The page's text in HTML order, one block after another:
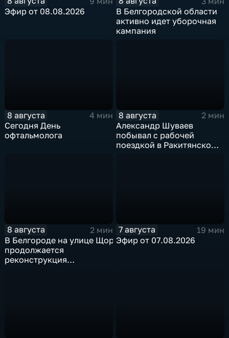
Эфир от 08.08.2026
В Белгородской области
активно идет уборочная
кампания
8 августа
4 мин
Сегодня День
офтальмолога
8 августа
2 мин
Александр Шуваев
побывал с рабочей
поездкой в Ракитянском
8 августа
2 мин
В Белгороде на улице Щорса
продолжается
реконструкция
7 августа
19 мин
Эфир от 07.08.2026